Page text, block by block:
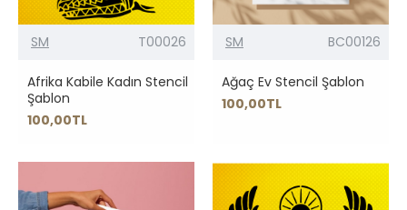
SM T00026
Afrika Kabile Kadın Stencil
Şablon
100,00TL
SM BC00126
Ağaç Ev Stencil Şablon
100,00TL